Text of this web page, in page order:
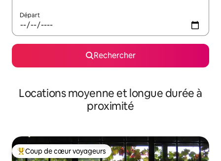
Départ
Rechercher
Locations moyenne et longue durée à
proximité
Coups de cœur voyageurs les plus appréciés
Coup de cœur voyageurs